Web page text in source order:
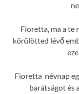
Fioretta, ma a te
körülötted lévő
Fioretta névnap
barátságot és